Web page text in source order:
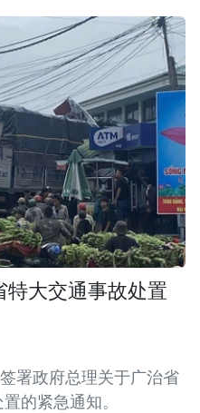
大交通事故处置
署政府总理关于广治省
的紧急通知。